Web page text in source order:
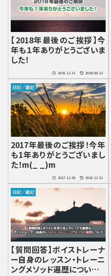
【2018年最後のご挨拶】今
年も１年ありがとうございま
した！
2018.12.31 2020.09.22
日記／雑記
2017年最後のご挨拶！今年
も1年ありがとうございまし
た！m(_ _)m
2017.12.30 2018.12.31
日記／雑記
【質問回答】ボイストレーナ
ー自身のレッスン・トレーニ
ングメソッド遍歴について P